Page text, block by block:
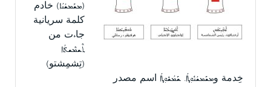
(ܡܫܰܡܫܳܢܳܐ) خادم
كلمة سريانية
جاءت من
ܬܶܫܡܶܫܬ̊ܳܐ
(تِشمِشتو)
خِدمة وܡܫܰܡܫܳܢܽܘܼܬ̥ܳܐ. ܫܰܡܳܫܽܘܼܬ̥ܳܐ اسم مصدر